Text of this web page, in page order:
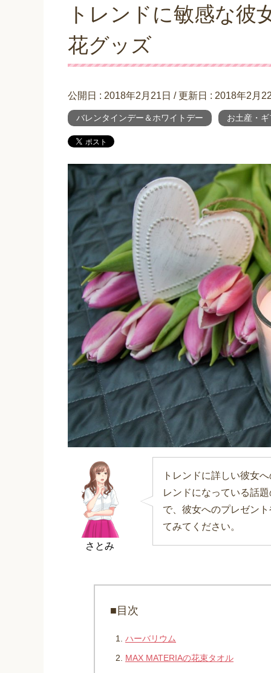
トレンドに敏感な彼
花グッズ
公開日 : 2018年2月21日 / 更新日 : 2018年2月
バレンタインデー＆ホワイトデー お土産・
さとみ
トレンドに詳しい彼女
レンドになっている話
で、彼女へのプレゼン
てみてください。
■目次
ハーバリウム
MAX MATERIAの花束タオル